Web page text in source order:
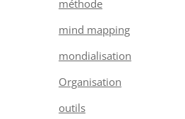
méthode
mind mapping
mondialisation
Organisation
outils